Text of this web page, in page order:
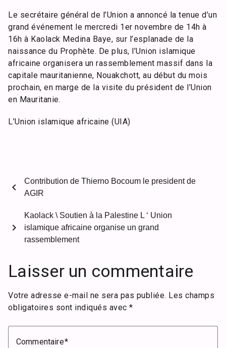
Le secrétaire général de l’Union a annoncé la tenue d’un
grand événement le mercredi 1er novembre de 14h à
16h à Kaolack Medina Baye, sur l’esplanade de la
naissance du Prophète. De plus, l’Union islamique
africaine organisera un rassemblement massif dans la
capitale mauritanienne, Nouakchott, au début du mois
prochain, en marge de la visite du président de l’Union
en Mauritanie.
L’Union islamique africaine (UIA)
chevron_left
Contribution de Thierno Bocoum le president de
AGIR
Kaolack \ Soutien à la Palestine L ‘ Union
islamique africaine organise un grand
rassemblement
chevron_right
Laisser un commentaire
Votre adresse e-mail ne sera pas publiée. Les champs
obligatoires sont indiqués avec *
Commentaire